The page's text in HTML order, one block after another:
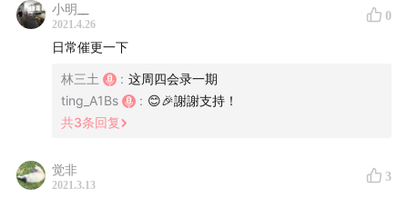
David Wang, Kyle Shernuk, and Miya Xie, eds., special
issue on Chinese Literature across the Borderlands
Prism: Theory and Modern Chinese Literature
forthcoming. （《棱鏡：理論與現代中國文學》「跨越邊
界的中國文學」專輯）
王德威、史書美、李育霖、姜學豪、孫松榮、陳榮強、黃
小明__
2021.4.26
0
日常催更一下
林三土 : 这周四会录一期
ting_A1Bs
: 😊🎉謝謝支持！
共3条回复
觉非
2021.3.13
3